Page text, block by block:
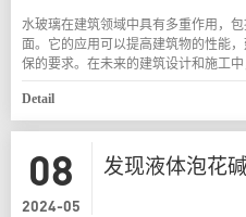
水玻璃在建筑领域中具有多重作用，
面。它的应用可以提高建筑物的性能
保的要求。在未来的建筑设计和施工
Detail
08
2024-05
发现液体泡花